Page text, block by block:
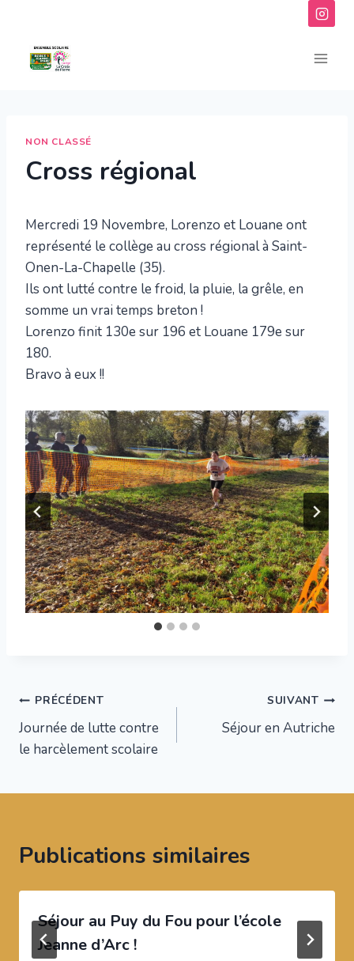
contenu
NON CLASSÉ
Cross régional
Mercredi 19 Novembre, Lorenzo et Louane ont
représenté le collège au cross régional à Saint-
Onen-La-Chapelle (35).
Ils ont lutté contre le froid, la pluie, la grêle, en
somme un vrai temps breton !
Lorenzo finit 130e sur 196 et Louane 179e sur
180.
Bravo à eux !!
Navigation
de
PRÉCÉDENT
Journée de lutte contre
le harcèlement scolaire
SUIVANT
Séjour en Autriche
Publications similaires
Séjour au Puy du Fou pour l’école
Jeanne d’Arc !